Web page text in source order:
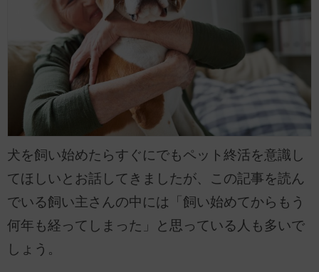
犬を飼い始めたらすぐにでもペット終活を意識し
てほしいとお話してきましたが、この記事を読ん
でいる飼い主さんの中には「飼い始めてからもう
何年も経ってしまった」と思っている人も多いで
しょう。